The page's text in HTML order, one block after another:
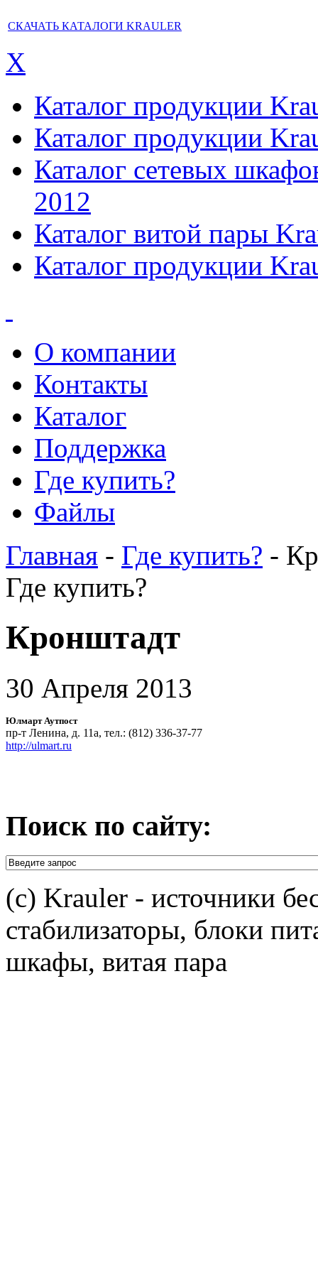
СКАЧАТЬ КАТАЛОГИ KRAULER
X
Каталог продукции
Каталог продукции
Каталог сетевых
2012
Каталог витой пары
Каталог продукции
О компании
Контакты
Каталог
Поддержка
Где купить?
Файлы
Главная - Где купить? -
Где купить?
Кронштадт
30 Апреля 2013
Юлмарт Аутпост
пр-т Ленина, д. 11а, тел.: (812) 336-37-77
http://ulmart.ru
Поиск по сайту:
(c) Krauler - источники
стабилизаторы, блоки
шкафы, витая пара